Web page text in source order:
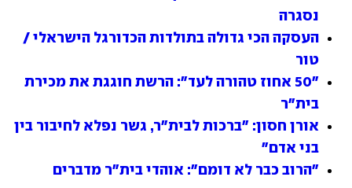
נסגרה
טור
בית"ר
בני אדם"
"הרוב כבר לא דומם": אוהדי בית"ר מדברים